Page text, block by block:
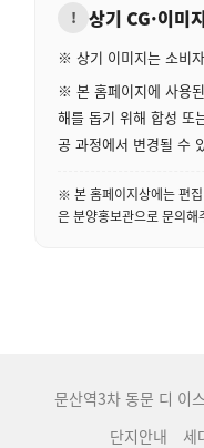
! 상기 CG·이미
※ 상기 이미지는 소비
※ 본 홈페이지에 사용
해를 돕기 위해 합성 또
공 과정에서 변경될 수
※ 본 홈페이지상에는 편
은 분양홍보관으로 문의해
문산역3차 동문 디 이
단지안내
세